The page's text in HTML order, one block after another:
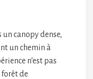
canopy dense,
un chemin à
n’est pas
de